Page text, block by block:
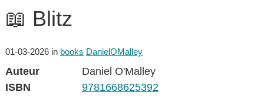
📖 Blitz
01-03-2026 in books DanielOMalley
Auteur
Daniel O'Malley
ISBN
9781668625392